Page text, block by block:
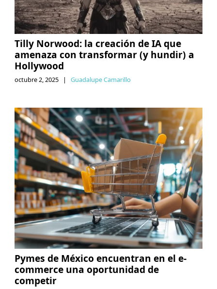
Tilly Norwood: la creación de IA que
amenaza con transformar (y hundir) a
Hollywood
octubre 2, 2025 | Guadalupe Camarillo
Pymes de México encuentran en el e-
commerce una oportunidad de
competir